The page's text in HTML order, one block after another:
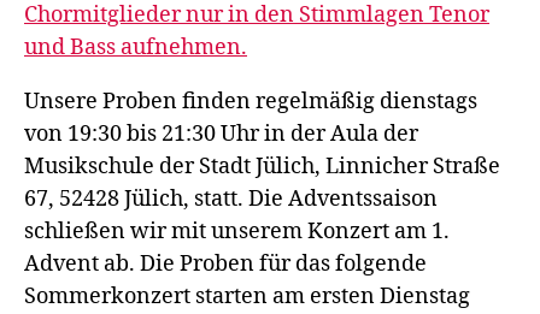
Chormitglieder nur in den Stimmlagen Tenor
und Bass aufnehmen.
Unsere Proben finden regelmäßig dienstags
von 19:30 bis 21:30 Uhr in der Aula der
Musikschule der Stadt Jülich, Linnicher Straße
67, 52428 Jülich, statt. Die Adventssaison
schließen wir mit unserem Konzert am 1.
Advent ab. Die Proben für das folgende
Sommerkonzert starten am ersten Dienstag